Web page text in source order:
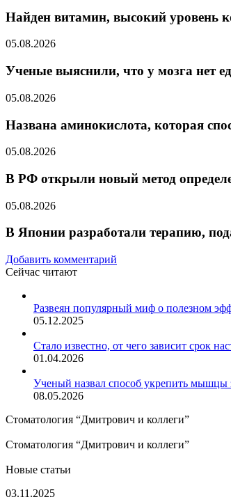
Найден витамин, высокий уровень
05.08.2026
Ученые выяснили, что у мозга нет
05.08.2026
Названа аминокислота, которая
05.08.2026
В РФ открыли новый метод
05.08.2026
В Японии разработали терапию,
Добавить комментарий
Сейчас читают
Развеян популярный миф о полезном
05.12.2025
Стало известно, от чего зависит срок
01.04.2026
Ученый назвал способ укрепить мышцы
08.05.2026
Стоматология “Дмитрович и коллеги”
Стоматология “Дмитрович и коллеги”
Новые статьи
В
03.11.2025